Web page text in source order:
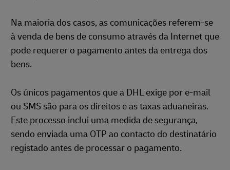
Na maioria dos casos, as comunicações referem-se
à venda de bens de consumo através da Internet que
pode requerer o pagamento antes da entrega dos
bens.
Os únicos pagamentos que a DHL exige por e-mail
ou SMS são para os direitos e as taxas aduaneiras.
Este processo inclui uma medida de segurança,
sendo enviada uma OTP ao contacto do destinatário
registado antes de processar o pagamento.